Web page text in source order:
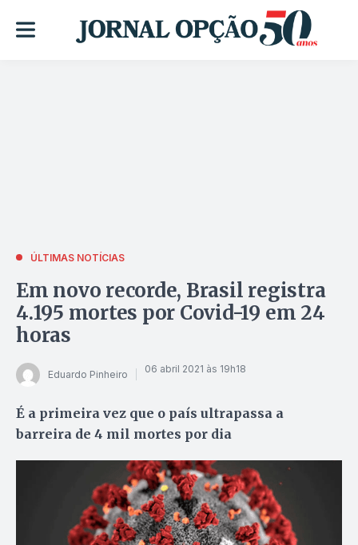
ÚLTIMAS NOTÍCIAS
Em novo recorde, Brasil registra
4.195 mortes por Covid-19 em 24
horas
Eduardo Pinheiro 06 abril 2021 às 19h18
É a primeira vez que o país ultrapassa a
barreira de 4 mil mortes por dia